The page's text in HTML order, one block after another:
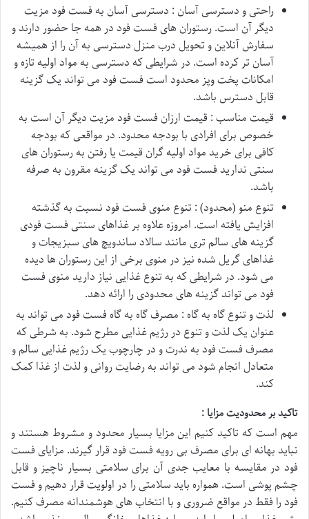
راحتی و دسترسی آسان : دسترسی آسان به فست فود مزیت
دیگر آن است. رستوران های فست فود در همه جا حضور دارند و
سفارش آنلاین و تحویل درب منزل دسترسی به آن را از همیشه
آسان تر کرده است. در شرایطی که دسترسی به مواد اولیه تازه و
امکانات پخت وپز محدود است فست فود می تواند یک گزینه
قابل دسترس باشد.
قیمت مناسب : قیمت ارزان فست فود مزیت دیگر آن است به
خصوص برای افرادی با بودجه محدود. در مواقعی که بودجه
کافی برای خرید مواد اولیه گران قیمت یا رفتن به رستوران های
سنتی ندارید فست فود می تواند یک گزینه مقرون به صرفه
باشد.
تنوع منو (محدود) : تنوع منوی فست فود نسبت به گذشته
افزایش یافته است. امروزه علاوه بر غذاهای سنتی فست فودی
گزینه های سالم تری مانند سالاد ساندویچ های سبزیجات و
غذاهای گریل شده نیز در منوی برخی از این رستوران ها دیده
می شود. در شرایطی که به تنوع غذایی نیاز دارید منوی فست
فود می تواند گزینه های محدودی را ارائه دهد.
لذت و تنوع گاه به گاه : مصرف گاه به گاه فست فود می تواند به
عنوان یک لذت و تنوع در رژیم غذایی مطرح شود. به شرطی که
مصرف فست فود به ندرت و در چارچوب یک رژیم غذایی سالم و
متعادل انجام شود می تواند به رضایت روانی و لذت از غذا کمک
کند.
تاکید بر محدودیت مزایا :
مهم است که تاکید کنیم این مزایا بسیار محدود و مشروط هستند و
نباید بهانه ای برای مصرف بی رویه فست فود قرار گیرند. مزایای فست
فود در مقایسه با معایب جدی آن برای سلامتی بسیار ناچیز و قابل
چشم پوشی است. همواره باید سلامتی را در اولویت قرار دهیم و فست
فود را فقط در مواقع ضروری و با انتخاب های هوشمندانه مصرف کنیم.